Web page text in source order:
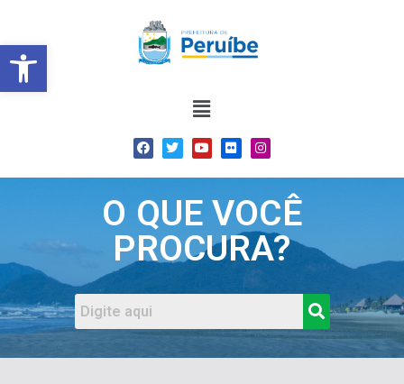
Barra de Ferramentas
O QUE VOCÊ
PROCURA?